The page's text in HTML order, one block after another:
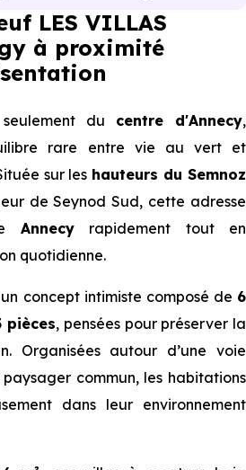
LES VILLAS
à proximité
du centre d'Annecy,
rare entre vie au vert et
sur les hauteurs du Semnoz
de Seynod Sud, cette adresse
Annecyrapidement tout en
quotidienne.
concept intimiste composé de 6
pièces, pensées pour préserver la
Organisées autour d’une voie
commun, les habitations
dans leur environnement